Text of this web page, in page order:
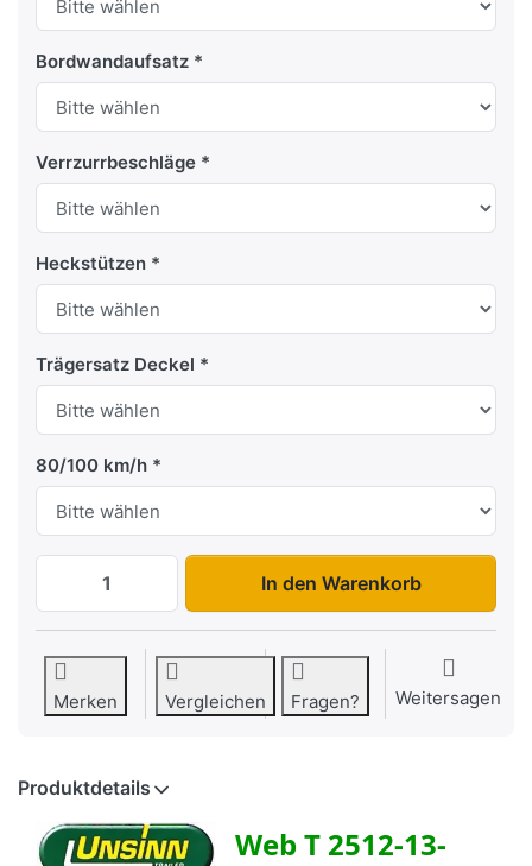
Bordwandaufsatz
Verrzurrbeschläge
Heckstützen
Trägersatz Deckel
80/100 km/h
WEB T 2512-13-13 Aludeckel zu
In den Warenkorb
Merken Vergleichen Fragen? Weitersagen
Produktdetails
Web T 2512-13-